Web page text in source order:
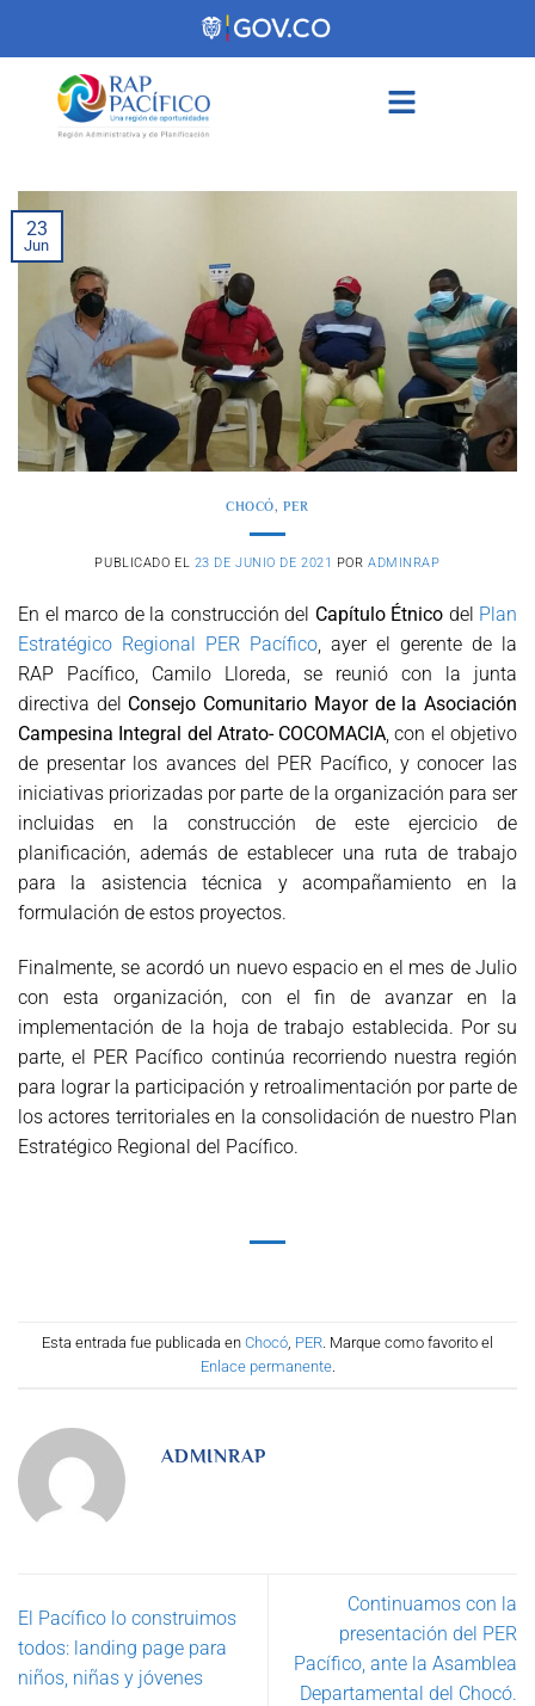
23
Jun
CHOCÓ,PER
PUBLICADO EL 23 DE JUNIO DE 2021 PORADMINRAP
En el marco de la construcción del Capítulo Étnico del Plan
Estratégico Regional PER Pacífico , ayer el gerente de la
RAP Pacífico, Camilo Lloreda, se reunió con la junta
directiva del Consejo Comunitario Mayor de la Asociación
Campesina Integral del Atrato- COCOMACIA , con el objetivo
de presentar los avances del PER Pacífico, y conocer las
iniciativas priorizadas por parte de la organización para ser
incluidas en la construcción de este ejercicio de
planificación, además de establecer una ruta de trabajo
para la asistencia técnica y acompañamiento en la
formulación de estos proyectos.
Finalmente, se acordó un nuevo espacio en el mes de Julio
con esta organización, con el fin de avanzar en la
implementación de la hoja de trabajo establecida. Por su
parte, el PER Pacífico continúa recorriendo nuestra región
para lograr la participación y retroalimentación por parte de
los actores territoriales en la consolidación de nuestro Plan
Estratégico Regional del Pacífico.
Esta entrada fue publicada en Chocó PER . Marque como favorito el
Enlace permanente.
ADMINRAP
El Pacífico lo construimos
todos: landing page para
niños, niñas y jóvenes
Continuamos con la
presentación del PER
Pacífico, ante la Asamblea
Departamental del Chocó.